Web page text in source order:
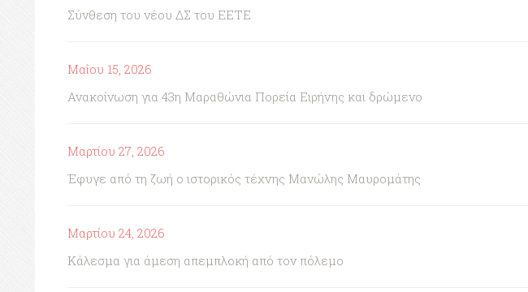
Σύνθεση του νέου ΔΣ του ΕΕΤΕ
Μαΐου 15, 2026
Ανακοίνωση για 43η Μαραθώνια Πορεία Ειρήνης και δρώμενο
Μαρτίου 27, 2026
Έφυγε από τη ζωή ο ιστορικός τέχνης Μανώλης Μαυρομάτης
Μαρτίου 24, 2026
Κάλεσμα για άμεση απεμπλοκή από τον πόλεμο